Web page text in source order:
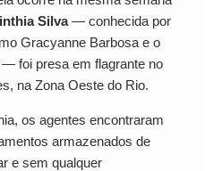
Silva— conhecida por
Gracyanne Barbosa e o
foi presa em flagrante no
na Zona Oeste do Rio.
os agentes encontraram
armazenados de
e sem qualquer